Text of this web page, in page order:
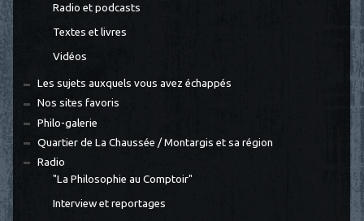
Radio et podcasts
Textes et livres
Vidéos
Les sujets auxquels vous avez échappés
Nos sites favoris
Philo-galerie
Quartier de La Chaussée / Montargis et sa région
Radio
"La Philosophie au Comptoir"
Interview et reportages